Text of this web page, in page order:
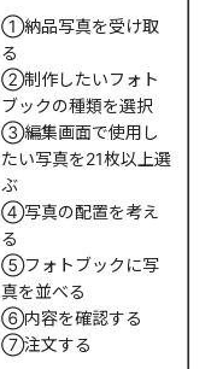
①納品写真を受け取
る
②制作したいフォト
ブックの種類を選択
③編集画面で使用し
たい写真を21枚以上選
ぶ
④写真の配置を考え
る
⑤フォトブックに写
真を並べる
⑥内容を確認する
⑦注文する